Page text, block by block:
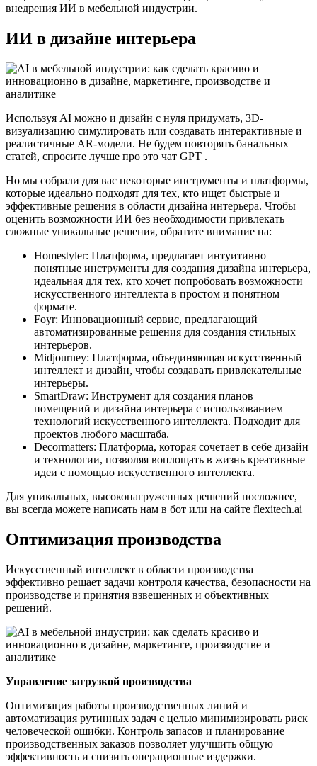
внедрения ИИ в мебельной индустрии.
ИИ в дизайне интерьера
Используя AI можно и дизайн с нуля придумать, 3D-
визуализацию симулировать или создавать интерактивные и
реалистичные AR-модели. Не будем повторять банальных
статей, спросите лучше про это чат GPT .
Но мы собрали для вас некоторые инструменты и платформы,
которые идеально подходят для тех, кто ищет быстрые и
эффективные решения в области дизайна интерьера. Чтобы
оценить возможности ИИ без необходимости привлекать
сложные уникальные решения, обратите внимание на:
Homestyler: Платформа, предлагает интуитивно
понятные инструменты для создания дизайна интерьера,
идеальная для тех, кто хочет попробовать возможности
искусственного интеллекта в простом и понятном
формате.
Foyr: Инновационный сервис, предлагающий
автоматизированные решения для создания стильных
интерьеров.
Midjourney: Платформа, объединяющая искусственный
интеллект и дизайн, чтобы создавать привлекательные
интерьеры.
SmartDraw: Инструмент для создания планов
помещений и дизайна интерьера с использованием
технологий искусственного интеллекта. Подходит для
проектов любого масштаба.
Decormatters: Платформа, которая сочетает в себе дизайн
и технологии, позволяя воплощать в жизнь креативные
идеи с помощью искусственного интеллекта.
Для уникальных, высоконагруженных решений посложнее,
вы всегда можете написать нам в бот или на сайте flexitech.ai
Оптимизация производства
Искусственный интеллект в области производства
эффективно решает задачи контроля качества, безопасности на
производстве и принятия взвешенных и объективных
решений.
Управление загрузкой производства
Оптимизация работы производственных линий и
автоматизация рутинных задач с целью минимизировать риск
человеческой ошибки. Контроль запасов и планирование
производственных заказов позволяет улучшить общую
эффективность и снизить операционные издержки.